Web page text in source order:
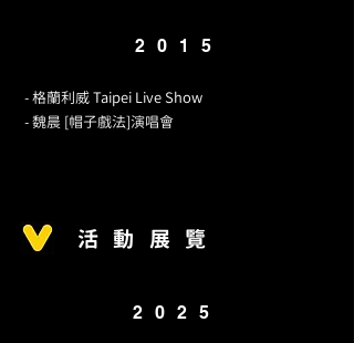
2015
- 格蘭利威 Taipei Live Show
- 魏晨 [帽子戲法]演唱會
活動展覽
2025